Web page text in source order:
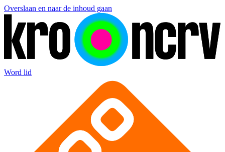
Overslaan en naar de inhoud gaan
Word lid